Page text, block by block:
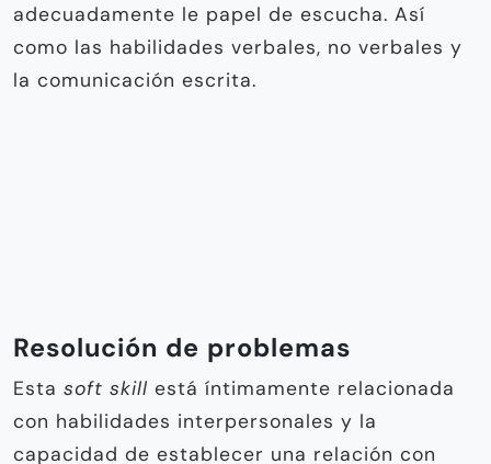
adecuadamente le papel de escucha. Así
como las habilidades verbales, no verbales y
la comunicación escrita.
colegas y clientes por igual. Aquel profesional
que puede enfrentarse a la resolución de
problemas tiene la capacidad de ejecutar las
respuestas más adecuadas ante situaciones